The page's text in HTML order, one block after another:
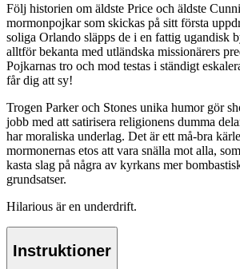
Följ historien om äldste Price och äldste
mormonpojkar som skickas på sitt första
soliga Orlando släpps de i en fattig ugandisk
alltför bekanta med utländska missionärers
Pojkarnas tro och mod testas i ständigt
får dig att sy!
Trogen Parker och Stones unika humor gör
jobb med att satirisera religionens dumma
har moraliska underlag. Det är ett må-bra
mormonernas etos att vara snälla mot alla,
kasta slag på några av kyrkans mer
grundsatser.
Hilarious är en underdrift.
Instruktioner